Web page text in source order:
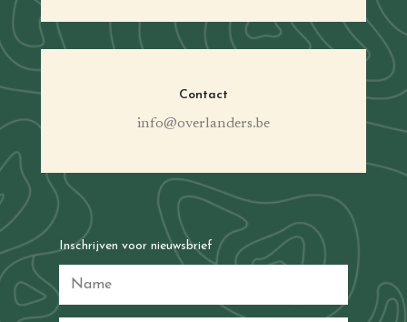
Contact
info@overlanders.be
Inschrijven voor nieuwsbrief